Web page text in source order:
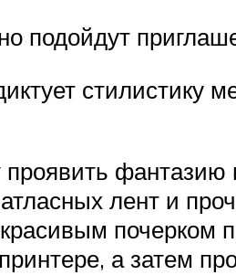
подойдут
стилистику
лент и
а затем